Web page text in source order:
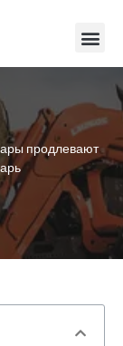
продлевают